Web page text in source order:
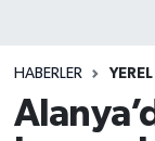
HABERLER YEREL